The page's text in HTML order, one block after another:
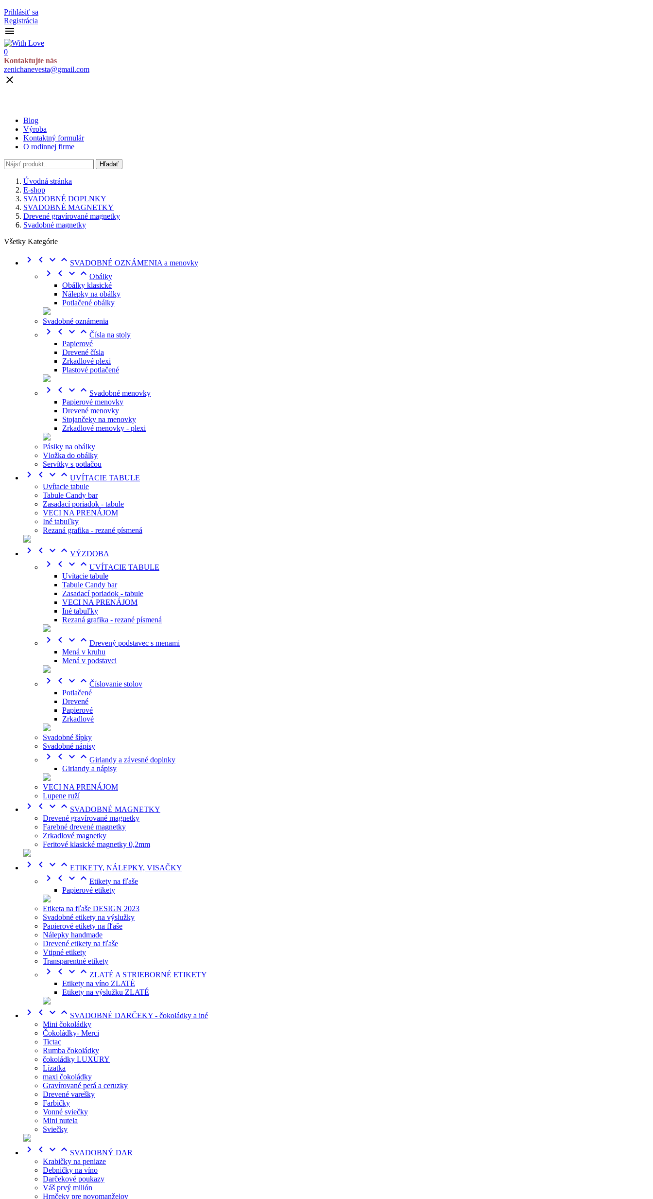
Prihlásiť sa
Registrácia

0
Kontaktujte nás
zenichanevesta@gmail.com

Blog
Výroba
Kontaktný formulár
O rodinnej firme
Hľadať
Úvodná stránka
E-shop
SVADOBNÉ DOPLNKY
SVADOBNÉ MAGNETKY
Drevené gravírované magnetky
Svadobné magnetky
Všetky Kategórie
    SVADOBNÉ OZNÁMENIA a menovky
    Obálky
Obálky klasické
Nálepky na obálky
Potlačené obálky
Svadobné oznámenia
    Čísla na stoly
Papierové
Drevené čísla
Zrkadlové plexi
Plastové potlačené
    Svadobné menovky
Papierové menovky
Drevené menovky
Stojančeky na menovky
Zrkadlové menovky - plexi
Pásiky na obálky
Vložka do obálky
Servítky s potlačou
    UVÍTACIE TABULE
Uvítacie tabule
Tabule Candy bar
Zasadací poriadok - tabule
VECI NA PRENÁJOM
Iné tabuľky
Rezaná grafika - rezané písmená
    VÝZDOBA
    UVÍTACIE TABULE
Uvítacie tabule
Tabule Candy bar
Zasadací poriadok - tabule
VECI NA PRENÁJOM
Iné tabuľky
Rezaná grafika - rezané písmená
    Drevený podstavec s menami
Mená v kruhu
Mená v podstavci
    Číslovanie stolov
Potlačené
Drevené
Papierové
Zrkadlové
Svadobné šípky
Svadobné nápisy
    Girlandy a závesné doplnky
Girlandy a nápisy
VECI NA PRENÁJOM
Lupene ruží
    SVADOBNÉ MAGNETKY
Drevené gravírované magnetky
Farebné drevené magnetky
Zrkadlové magnetky
Feritové klasické magnetky 0,2mm
    ETIKETY, NÁLEPKY, VISAČKY
    Etikety na fľaše
Papierové etikety
Etiketa na fľaše DESIGN 2023
Svadobné etikety na výslužky
Papierové etikety na fľaše
Nálepky handmade
Drevené etikety na fľaše
Vtipné etikety
Transparentné etikety
    ZLATÉ A STRIEBORNÉ ETIKETY
Etikety na víno ZLATÉ
Etikety na výslužku ZLATÉ
    SVADOBNÉ DARČEKY - čokoládky a iné
Mini čokoládky
Čokoládky- Merci
Tictac
Rumba čokoládky
čokoládky LUXURY
Lízatka
maxi čokoládky
Gravírované perá a ceruzky
Drevené varešky
Farbičky
Vonné sviečky
Mini nutela
Sviečky
    SVADOBNÝ DAR
Krabičky na peniaze
Debničky na víno
Darčekové poukazy
Váš prvý milión
Hrnčeky pre novomanželov